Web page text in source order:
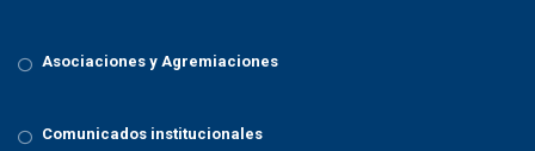
Asociaciones y Agremiaciones
Comunicados institucionales